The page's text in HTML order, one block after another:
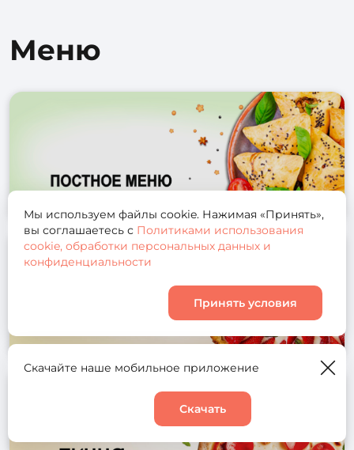
Меню
ПОСТНОЕ МЕНЮ
ПИРОГИ
Мы используем файлы cookie. Нажимая «Принять»,
вы соглашаетесь с Политиками использования
cookie, обработки персональных данных и
конфиденциальности
Принять условия
Скачайте наше мобильное приложение
Скачать